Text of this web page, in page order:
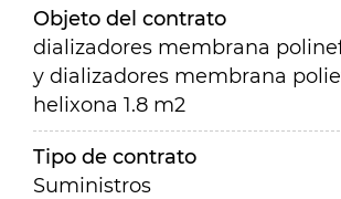
Objeto del contrato
dializadores membrana
y dializadores membrana
helixona 1.8 m2
Tipo de contrato
Suministros